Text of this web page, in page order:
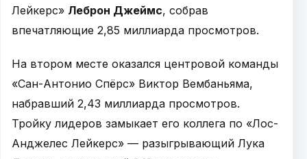
Лейкерс» Леброн Джеймс, собрав
впечатляющие 2,85 миллиарда просмотров.
На втором месте оказался центровой команды
«Сан-Антонио Спёрс» Виктор Вембаньяма,
набравший 2,43 миллиарда просмотров.
Тройку лидеров замыкает его коллега по «Лос-
Анджелес Лейкерс» — разыгрывающий Лука